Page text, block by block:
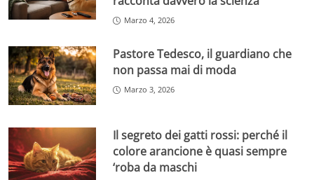
Marzo 4, 2026
Pastore Tedesco, il guardiano che
non passa mai di moda
Marzo 3, 2026
Il segreto dei gatti rossi: perché il
colore arancione è quasi sempre
‘roba da maschi